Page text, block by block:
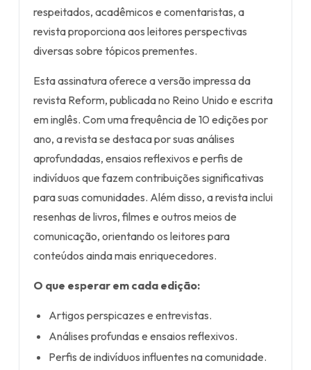
respeitados, acadêmicos e comentaristas, a
revista proporciona aos leitores perspectivas
diversas sobre tópicos prementes.
Esta assinatura oferece a versão impressa da
revista Reform, publicada no Reino Unido e escrita
em inglês. Com uma frequência de 10 edições por
ano, a revista se destaca por suas análises
aprofundadas, ensaios reflexivos e perfis de
indivíduos que fazem contribuições significativas
para suas comunidades. Além disso, a revista inclui
resenhas de livros, filmes e outros meios de
comunicação, orientando os leitores para
conteúdos ainda mais enriquecedores.
O que esperar em cada edição:
Artigos perspicazes e entrevistas.
Análises profundas e ensaios reflexivos.
Perfis de indivíduos influentes na comunidade.